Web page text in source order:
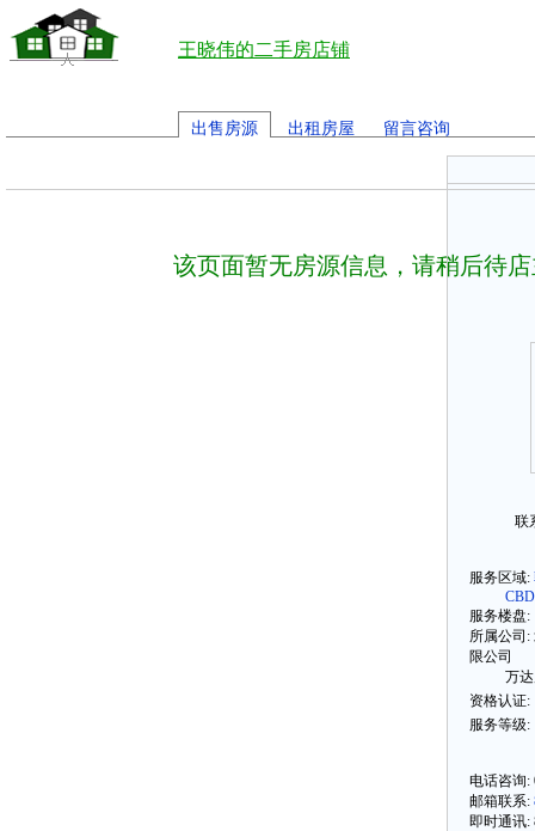
王晓伟的二手房店铺
出售房源 出租房屋 留言咨询
该页面暂无房源信息，请稍后待
联
服务区域:
CBD
服务楼盘:
所属公司:
限公司
万达
资格认证:
服务等级:
电话咨询:
邮箱联系:
即时通讯: